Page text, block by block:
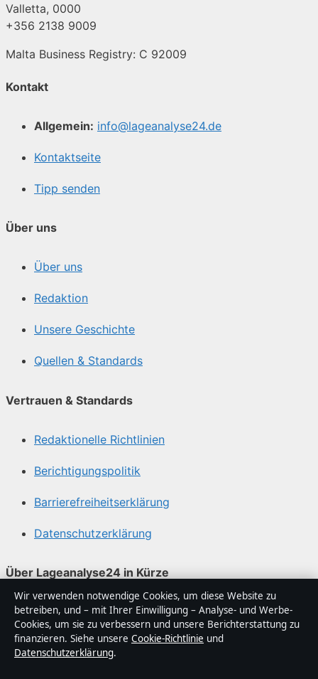
Valletta, 0000
+356 2138 9009
Malta Business Registry: C 92009
Kontakt
Allgemein: info@lageanalyse24.de
Kontaktseite
Tipp senden
Über uns
Über uns
Redaktion
Unsere Geschichte
Quellen & Standards
Vertrauen & Standards
Redaktionelle Richtlinien
Berichtigungspolitik
Barrierefreiheitserklärung
Datenschutzerklärung
Über Lageanalyse24 in Kürze
Lageanalyse24 ist ein unabhängiger digitaler
Nachrichtenanbieter mit Fokus auf Politik, Wirtschaft,
Technik und Gesellschaft in Deutschland. Jeder Artikel
trägt eine Byline, wird von einem Redakteur geprüft und
Wir verwenden notwendige Cookies, um diese Website zu
betreiben, und – mit Ihrer Einwilligung – Analyse- und Werbe-
Cookies, um sie zu verbessern und unsere Berichterstattung zu
finanzieren. Siehe unsere Cookie-Richtlinie und
Datenschutzerklärung.